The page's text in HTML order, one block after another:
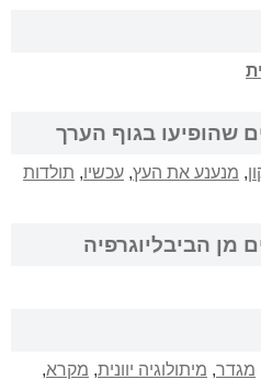
שהופיעו בגוף הערך
, מנענע את העץ, עכשיו, תולדות
מן הביבליוגרפיה
מגדר, מיתולוגיה יוונית, מקרא,